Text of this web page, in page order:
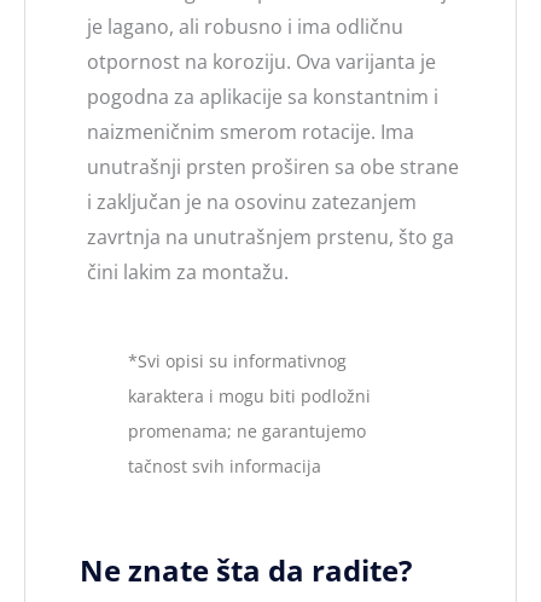
je lagano, ali robusno i ima odličnu
otpornost na koroziju. Ova varijanta je
pogodna za aplikacije sa konstantnim i
naizmeničnim smerom rotacije. Ima
unutrašnji prsten proširen sa obe strane
i zaključan je na osovinu zatezanjem
zavrtnja na unutrašnjem prstenu, što ga
čini lakim za montažu.
*Svi opisi su informativnog
karaktera i mogu biti podložni
promenama; ne garantujemo
tačnost svih informacija
Ne znate šta da radite?